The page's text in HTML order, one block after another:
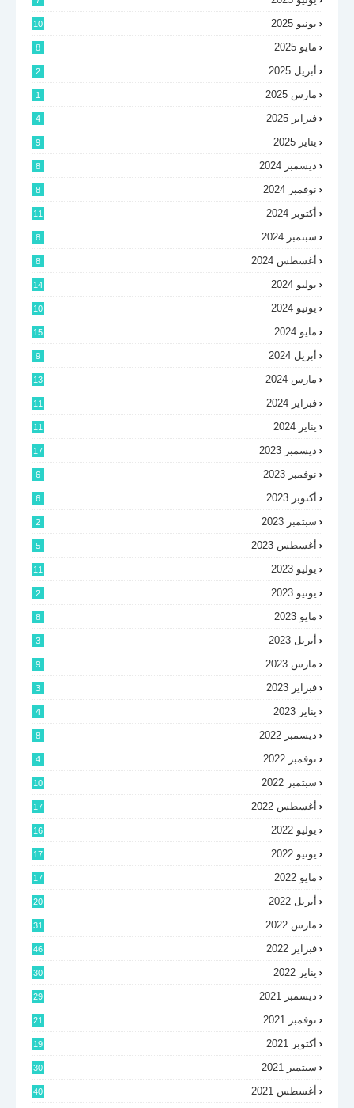
يونيو 2025 10
مايو 2025 8
أبريل 2025 2
مارس 2025 1
فبراير 2025 4
يناير 2025 9
ديسمبر 2024 8
نوفمبر 2024 8
أكتوبر 2024 11
سبتمبر 2024 8
أغسطس 2024 8
يوليو 2024 14
يونيو 2024 10
مايو 2024 15
أبريل 2024 9
مارس 2024 13
فبراير 2024 11
يناير 2024 11
ديسمبر 2023 17
نوفمبر 2023 6
أكتوبر 2023 6
سبتمبر 2023 2
أغسطس 2023 5
يوليو 2023 11
يونيو 2023 2
مايو 2023 8
أبريل 2023 3
مارس 2023 9
فبراير 2023 3
يناير 2023 4
ديسمبر 2022 8
نوفمبر 2022 4
سبتمبر 2022 10
أغسطس 2022 17
يوليو 2022 16
يونيو 2022 17
مايو 2022 17
أبريل 2022 20
مارس 2022 31
فبراير 2022 46
يناير 2022 30
ديسمبر 2021 29
نوفمبر 2021 21
أكتوبر 2021 19
سبتمبر 2021 30
أغسطس 2021 40